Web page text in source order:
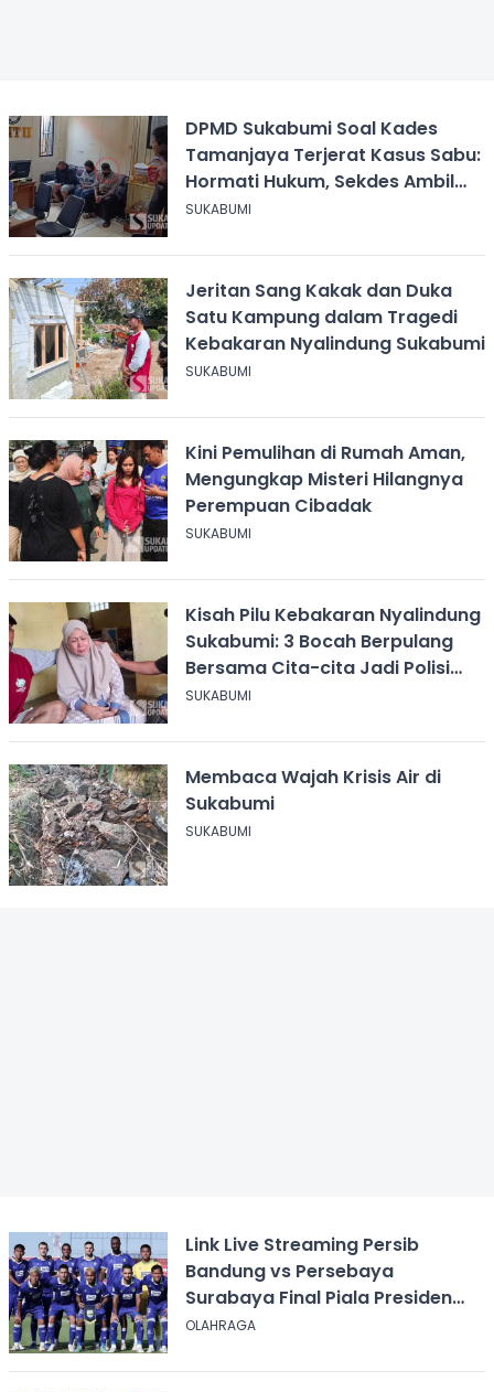
DPMD Sukabumi Soal Kades
Tamanjaya Terjerat Kasus Sabu:
Hormati Hukum, Sekdes Ambil
Alih Pelayanan
SUKABUMI
Jeritan Sang Kakak dan Duka
Satu Kampung dalam Tragedi
Kebakaran Nyalindung Sukabumi
SUKABUMI
Kini Pemulihan di Rumah Aman,
Mengungkap Misteri Hilangnya
Perempuan Cibadak
SUKABUMI
Kisah Pilu Kebakaran Nyalindung
Sukabumi: 3 Bocah Berpulang
Bersama Cita-cita Jadi Polisi
dan Guru
SUKABUMI
Membaca Wajah Krisis Air di
Sukabumi
SUKABUMI
Link Live Streaming Persib
Bandung vs Persebaya
Surabaya Final Piala Presiden
2026, Kick-off Pukul 20.00 WIB
OLAHRAGA